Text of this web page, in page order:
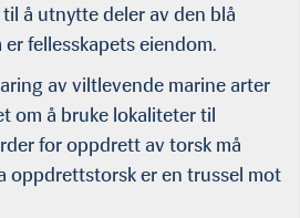
å utnytte deler av den blå
fellesskapets eiendom.
av viltlevende marine arter
om å bruke lokaliteter til
for oppdrett av torsk må
oppdrettstorsk er en trussel mot